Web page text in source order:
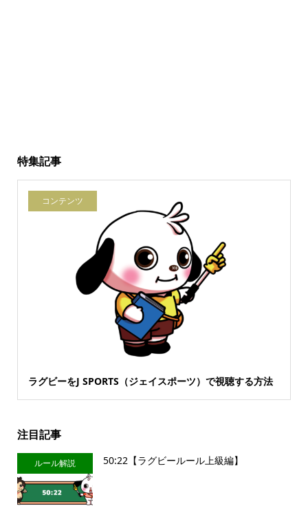
特集記事
コンテンツ
ラグビーをJ SPORTS（ジェイスポーツ）で視聴する方法
注目記事
ルール解説 50:22【ラグビールール上級編】